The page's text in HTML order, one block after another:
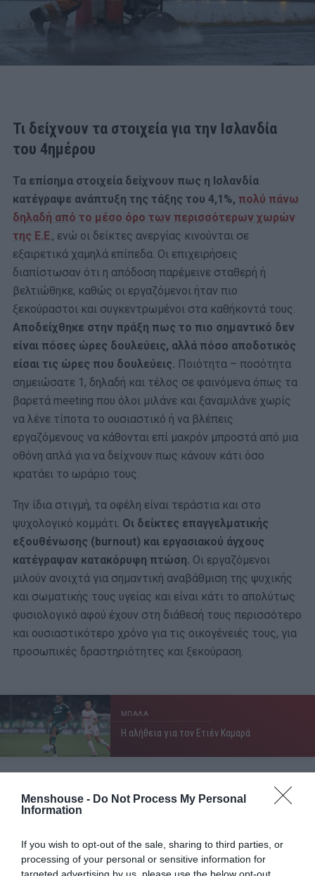
Menshouse - Do Not Process My Personal
Information
If you wish to opt-out of the sale, sharing to third parties, or
processing of your personal or sensitive information for
Τι δείχνουν τα στοιχεία για την Ισλανδία
του 4ημέρου
Τα επίσημα στοιχεία δείχνουν πως η Ισλανδία
κατέγραψε ανάπτυξη της τάξης του 4,1%, πολύ πάνω
δηλαδή από το μέσο όρο των περισσότερων χωρών
της Ε.Ε ., ενώ οι δείκτες ανεργίας κινούνται σε
εξαιρετικά χαμηλά επίπεδα. Οι επιχειρήσεις
διαπίστωσαν ότι η απόδοση παρέμεινε σταθερή ή
βελτιώθηκε, καθώς οι εργαζόμενοι ήταν πιο
ξεκούραστοι και συγκεντρωμένοι στα καθήκοντά τους.
Αποδείχθηκε στην πράξη πως το πιο σημαντικό δεν
είναι πόσες ώρες δουλεύεις, αλλά πόσο αποδοτικός
είσαι τις ώρες που δουλεύεις. Ποιότητα – ποσότητα
σημειώσατε 1, δηλαδή και τέλος σε φαινόμενα όπως τα
βαρετά meeting που όλοι μιλάνε και ξαναμιλάνε χωρίς
να λένε τίποτα το ουσιαστικό ή να βλέπεις
εργαζόμενους να κάθονται επί μακρόν μπροστά από μια
οθόνη απλά για να δείχνουν πως κάνουν κάτι όσο
κρατάει το ωράριο τους.
Την ίδια στιγμή, τα οφέλη είναι τεράστια και στο
ψυχολογικό κομμάτι. Οι δείκτες επαγγελματικής
εξουθένωσης (burnout) και εργασιακού άγχους
κατέγραψαν κατακόρυφη πτώση. Οι εργαζόμενοι
μιλούν ανοιχτά για σημαντική αναβάθμιση της ψυχικής
και σωματικής τους υγείας και είναι κάτι το απολύτως
φυσιολογικό αφού έχουν στη διάθεσή τους περισσότερο
και ουσιαστικότερο χρόνο για τις οικογένειές τους, για
προσωπικές δραστηριότητες και ξεκούραση.
ΜΠΑΛΑ
Η αλήθεια για τον Ετιέν Καμαρά